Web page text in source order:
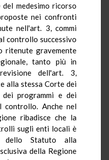
medesimo ricorso
nei confronti
nell'art. 3, commi
controllo successivo
ritenute gravemente
tanto più in
dell'art. 3,
alla stessa Corte dei
programmi e dei
Anche nel
ribadisce che la
sugli enti locali è
dello Statuto alla
della Regione